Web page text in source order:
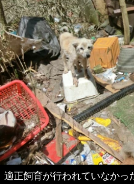
適正飼育が行われていなかっ